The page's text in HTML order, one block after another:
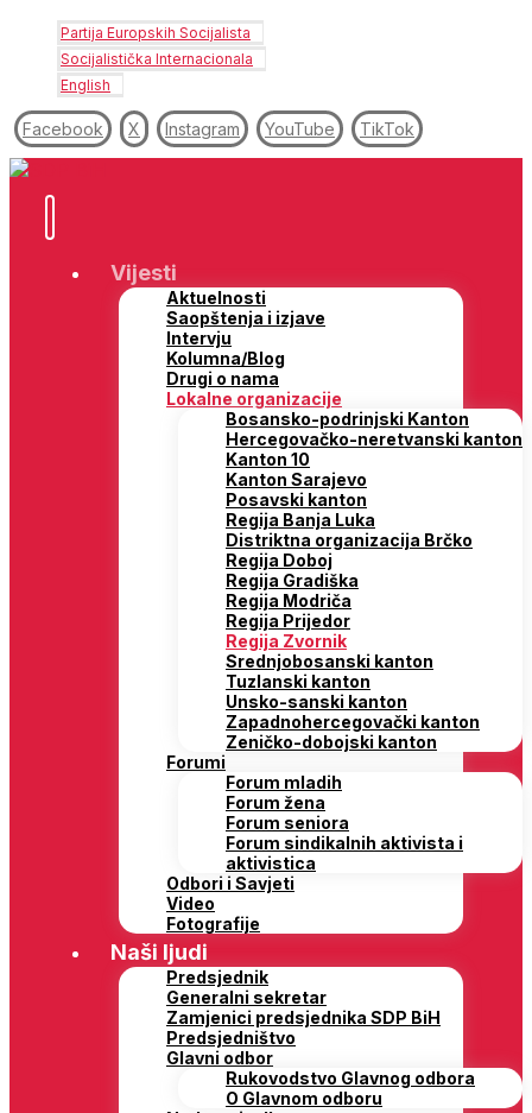
Partija Europskih Socijalista
Socijalistička Internacionala
English
Facebook X Instagram YouTube TikTok
Vijesti
Aktuelnosti
Saopštenja i izjave
Intervju
Kolumna/Blog
Drugi o nama
Lokalne organizacije
Bosansko-podrinjski Kanton
Hercegovačko-neretvanski kanton
Kanton 10
Kanton Sarajevo
Posavski kanton
Regija Banja Luka
Distriktna organizacija Brčko
Regija Doboj
Regija Gradiška
Regija Modriča
Regija Prijedor
Regija Zvornik
Srednjobosanski kanton
Tuzlanski kanton
Unsko-sanski kanton
Zapadnohercegovački kanton
Zeničko-dobojski kanton
Forumi
Forum mladih
Forum žena
Forum seniora
Forum sindikalnih aktivista i
aktivistica
Odbori i Savjeti
Video
Fotografije
Naši ljudi
Predsjednik
Generalni sekretar
Zamjenici predsjednika SDP BiH
Predsjedništvo
Glavni odbor
Rukovodstvo Glavnog odbora
O Glavnom odboru